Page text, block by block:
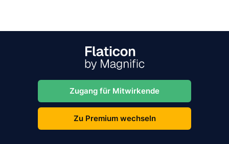
Zugang für Mitwirkende
Zu Premium wechseln